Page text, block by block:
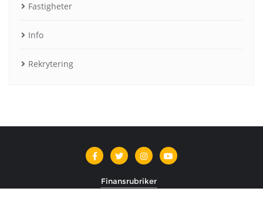
Fastigheter
Info
Rekrytering
Finansrubriker